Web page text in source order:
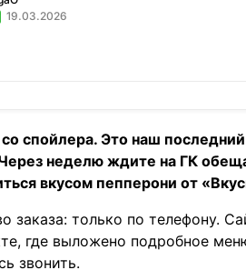
19.03.2026
спойлера. Это наш
неделю ждите на ГК
вкусом пепперони от
заказа: только по телефону.
где выложено подробное
звонить.